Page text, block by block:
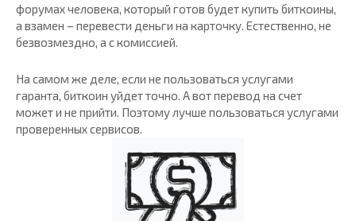
форумах человека, который готов будет купить биткоины,
а взамен – перевести деньги на карточку. Естественно, не
безвозмездно, а с комиссией.
На самом же деле, если не пользоваться услугами
гаранта, биткоин уйдет точно. А вот перевод на счет
может и не прийти. Поэтому лучше пользоваться услугами
проверенных сервисов.